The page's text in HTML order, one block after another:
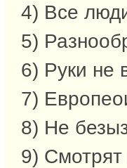
4) Все
5)
6) Руки не
7)
8) Не
9) Смотрят